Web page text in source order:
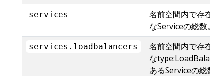
services
名前空間内で存在
なServiceの総数。
services.loadbalancers
名前空間内で存在
な
あるServiceの総数